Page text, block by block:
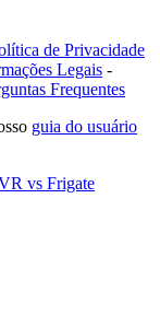
de Privacidade
Legais -
Frequentes
guia do usuário
vs Frigate